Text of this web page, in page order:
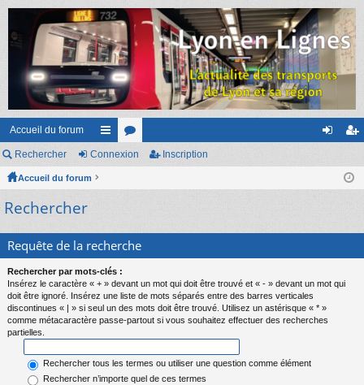
Accueil du forum
ac
s
or
cri
Rechercher Connexion Inscription
Accueil du forum
Rechercher
Requête de la recherche
Rechercher par mots-clés :
Insérez le caractère « + » devant un mot qui doit être trouvé et « - » devant un mot qui
doit être ignoré. Insérez une liste de mots séparés entre des barres verticales
discontinues « | » si seul un des mots doit être trouvé. Utilisez un astérisque « * »
comme métacaractère passe-partout si vous souhaitez effectuer des recherches
partielles.
Rechercher tous les termes ou utiliser une question comme élément
Rechercher n’importe quel de ces termes